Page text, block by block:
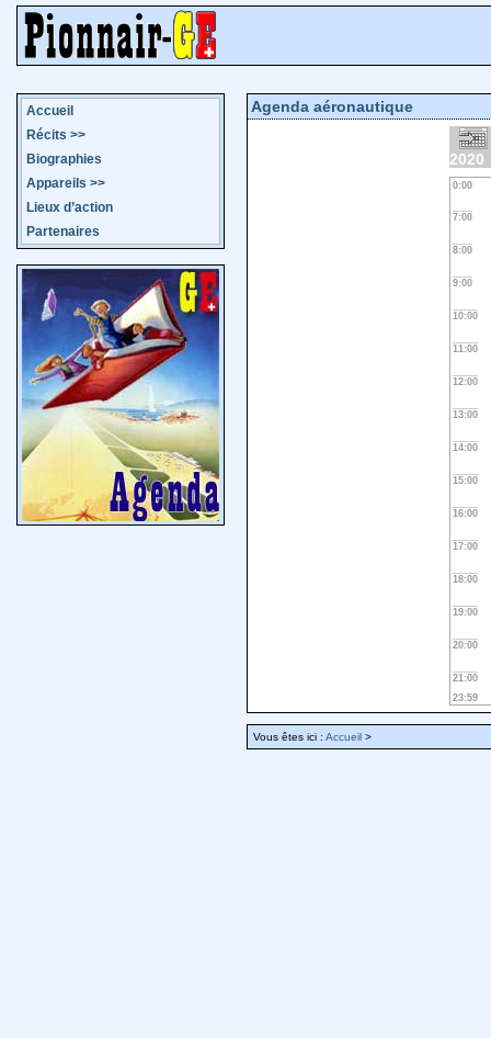
Accueil
Récits >>
Biographies
Appareils >>
Lieux d’action
Partenaires
Agenda aéronautique
2020
0:00
7:00
8:00
9:00
10:00
11:00
12:00
13:00
14:00
15:00
16:00
17:00
18:00
19:00
20:00
21:00
23:59
Vous êtes ici : Accueil >